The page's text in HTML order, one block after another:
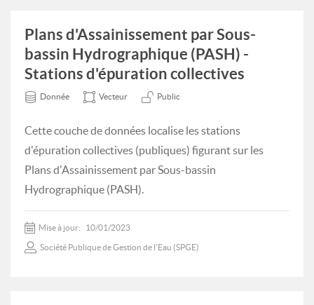
Plans d'Assainissement par Sous-
bassin Hydrographique (PASH) -
Stations d'épuration collectives
Donnée Vecteur Public
Cette couche de données localise les stations
d'épuration collectives (publiques) figurant sur les
Plans d'Assainissement par Sous-bassin
Hydrographique (PASH).
Mise à jour: 10/01/2023
Société Publique de Gestion de l'Eau (SPGE)